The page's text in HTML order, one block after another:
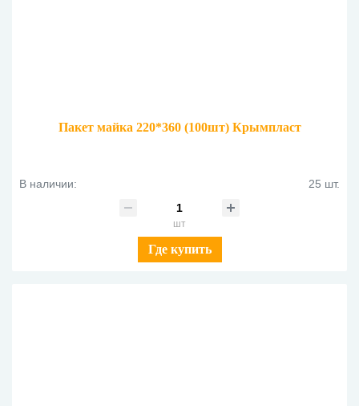
Пакет майка 220*360 (100шт) Крымпласт
В наличии: 25 шт.
шт
Где купить